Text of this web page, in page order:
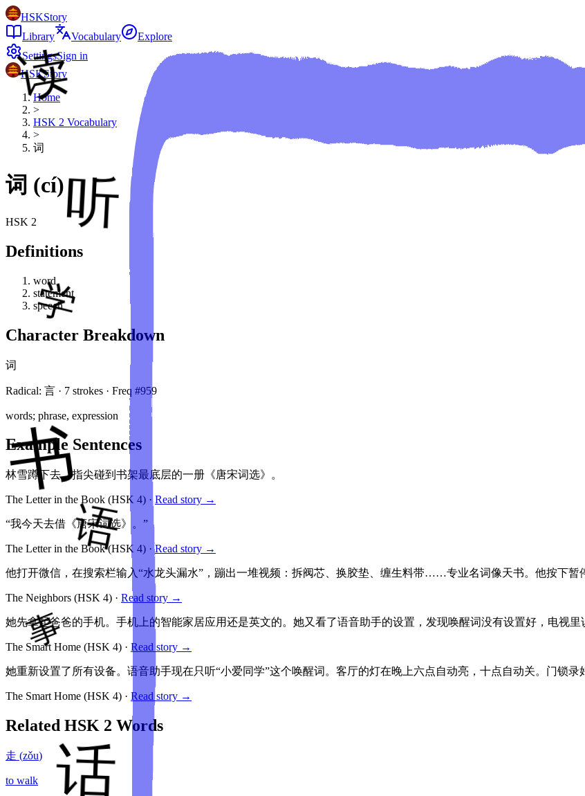
HSKStory
Library
Vocabulary
Explore
SettingsSign in
HSKStory
Home
>
HSK 2 Vocabulary
>
词
词 (cí)
HSK 2
Definitions
word
statement
speech
Character Breakdown
词
Radical: 言 · 7 strokes · Freq #959
words; phrase, expression
Example Sentences
林雪蹲下去，指尖碰到书架最底层的一册《唐宋词选》。
The Letter in the Book (HSK 4) ·Read story →
“我今天去借《唐宋词选》。”
The Letter in the Book(HSK 4) ·Read story →
他打开微信，在搜索栏输入“水龙头漏水”，蹦出一堆视频：拆阀芯、换胶垫、缠生料带……专业名词像天书。他按下暂
The Neighbors (HSK 4) · Read story →
她先拿起爸爸的手机。手机上的智能家居应用还是英文的。她又看了语音助手的设置，发现唤醒词没有设置好，电视里
The Smart Home (HSK 4) · Read story →
她重新设置了所有设备。语音助手现在只听“小爱同学”这个唤醒词。客厅的灯在晚上六点自动亮，十点自动关。门锁录
The Smart Home (HSK 4) · Read story →
Related HSK 2 Words
走 (zǒu)
to walk